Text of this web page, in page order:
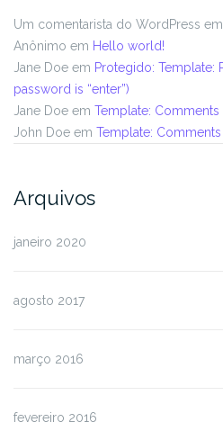
Um comentarista do WordPress em
Anônimo em Hello world!
Jane Doe em Protegido: Template:
password is “enter”)
Jane Doe em Template: Comments
John Doe em Template: Comments
Arquivos
janeiro 2020
agosto 2017
março 2016
fevereiro 2016